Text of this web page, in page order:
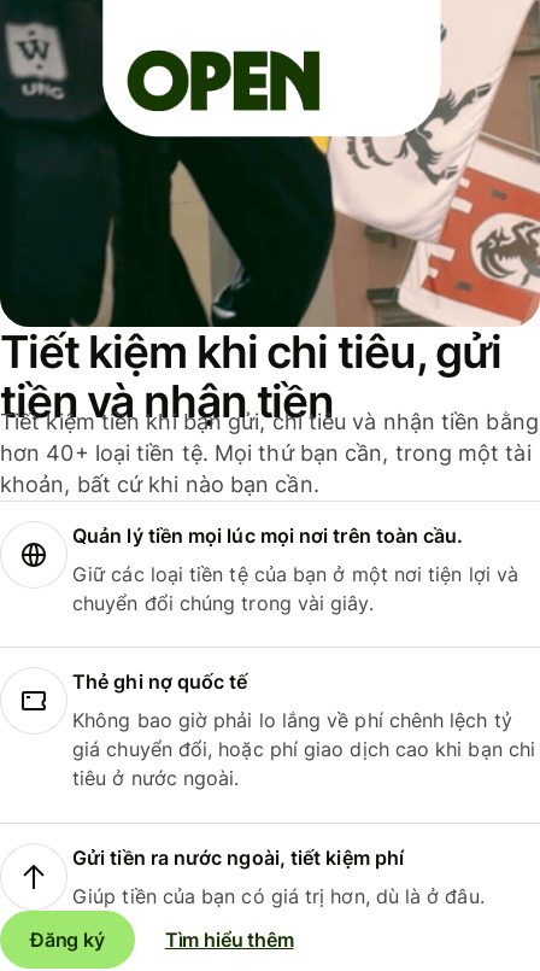
Tiết kiệm khi chi tiêu, gửi
tiền và nhận tiền
Tiết kiệm tiền khi bạn gửi, chi tiêu và nhận tiền bằng
hơn 40+ loại tiền tệ. Mọi thứ bạn cần, trong một tài
khoản, bất cứ khi nào bạn cần.
Quản lý tiền mọi lúc mọi nơi trên toàn cầu.
Giữ các loại tiền tệ của bạn ở một nơi tiện lợi và
chuyển đổi chúng trong vài giây.
Thẻ ghi nợ quốc tế
Không bao giờ phải lo lắng về phí chênh lệch tỷ
giá chuyển đổi, hoặc phí giao dịch cao khi bạn chi
tiêu ở nước ngoài.
Gửi tiền ra nước ngoài, tiết kiệm phí
Giúp tiền của bạn có giá trị hơn, dù là ở đâu.
Đăng ký
Tìm hiểu thêm